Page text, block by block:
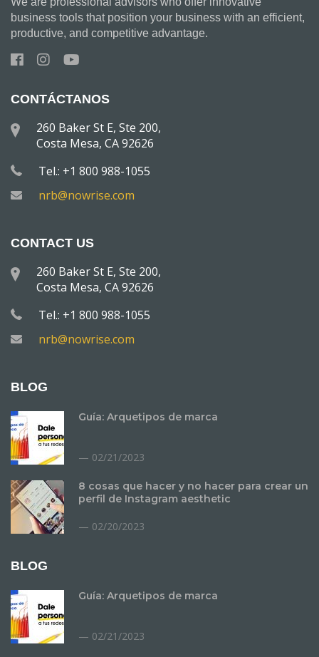
business tools that position your business with an efficient,
productive, and competitive advantage.
CONTÁCTANOS
260 Baker St E, Ste 200,
Costa Mesa, CA 92626
Tel.: +1 800 988-1055
nrb@nowrise.com
CONTACT US
260 Baker St E, Ste 200,
Costa Mesa, CA 92626
Tel.: +1 800 988-1055
nrb@nowrise.com
BLOG
Guía: Arquetipos de marca
02/21/2023
8 cosas que hacer y no hacer para crear un
perfil de Instagram aesthetic
02/20/2023
BLOG
Guía: Arquetipos de marca
02/21/2023